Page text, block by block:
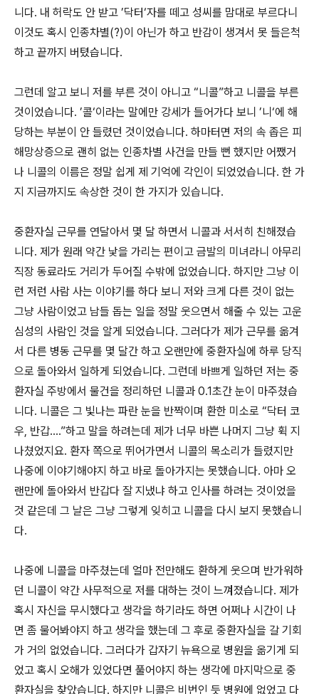
니다. 내 허락도 안 받고 ’닥터‘자를 떼고 성씨를 맘대로 부르다니
이것도 혹시 인종차별(?)이 아닌가 하고 반감이 생겨서 못 들은척
하고 끝까지 버텼습니다.
그런데 알고 보니 저를 부른 것이 아니고 “니콜”하고 니콜을 부른
것이었습니다. ’콜‘이라는 말에만 강세가 들어가다 보니 ’니‘에 해
당하는 부분이 안 들렸던 것이었습니다. 하마터면 저의 속 좁은 피
해망상증으로 괜히 없는 인종차별 사건을 만들 뻔 했지만 어쨌거
나 니콜의 이름은 정말 쉽게 제 기억에 각인이 되었었습니다. 한 가
지 지금까지도 속상한 것이 한 가지가 있습니다.
중환자실 근무를 연달아서 몇 달 하면서 니콜과 서서히 친해졌습
니다. 제가 원래 약간 낯을 가리는 편이고 금발의 미녀라니 아무리
직장 동료라도 거리가 두어질 수밖에 없었습니다. 하지만 그냥 이
런 저런 사람 사는 이야기를 하다 보니 저와 크게 다른 것이 없는
그냥 사람이었고 남들 돕는 일을 정말 웃으면서 해줄 수 있는 고운
심성의 사람인 것을 알게 되었습니다. 그러다가 제가 근무를 옮겨
서 다른 병동 근무를 몇 달간 하고 오랜만에 중환자실에 하루 당직
으로 돌아와서 일하게 되었습니다. 그런데 바쁘게 일하던 저는 중
환자실 주방에서 물건을 정리하던 니콜과 0.1초간 눈이 마주쳤습
니다. 니콜은 그 빛나는 파란 눈을 반짝이며 환한 미소로 “닥터 코
우, 반갑....”하고 말을 하려는데 제가 너무 바쁜 나머지 그냥 휙 지
나쳤었지요. 환자 쪽으로 뛰어가면서 니콜의 목소리가 들렸지만
나중에 이야기해야지 하고 바로 돌아가지는 못했습니다. 아마 오
랜만에 돌아와서 반갑다 잘 지냈냐 하고 인사를 하려는 것이었을
것 같은데 그 날은 그냥 그렇게 잊히고 니콜을 다시 보지 못했습니
다.
나중에 니콜을 마주쳤는데 얼마 전만해도 환하게 웃으며 반가워하
던 니콜이 약간 사무적으로 저를 대하는 것이 느껴졌습니다. 제가
혹시 자신을 무시했다고 생각을 하기라도 하면 어쩌나 시간이 나
면 좀 물어봐야지 하고 생각을 했는데 그 후로 중환자실을 갈 기회
가 거의 없었습니다. 그러다가 갑자기 뉴욕으로 병원을 옮기게 되
었고 혹시 오해가 있었다면 풀어야지 하는 생각에 마지막으로 중
환자실을 찾았습니다. 하지만 니콜은 비번인 듯 병원에 없었고 다